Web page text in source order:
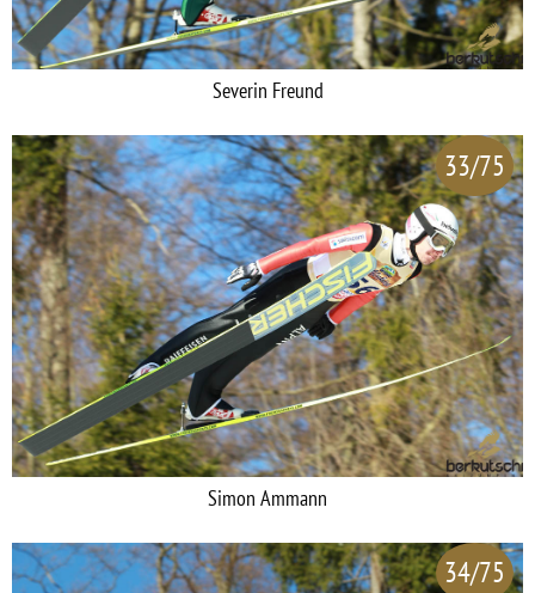
Severin Freund
33/75
Simon Ammann
34/75